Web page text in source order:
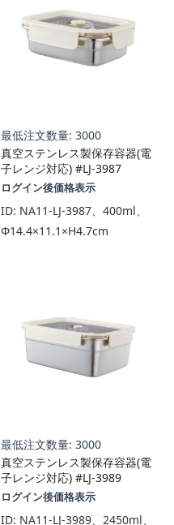
最低注文数量: 3000
真空ステンレス製保存容器(電
子レンジ対応) #LJ-3987
ログイン後価格表示
ID: NA11-LJ-3987、400ml、
Φ14.4×11.1×H4.7cm
最低注文数量: 3000
真空ステンレス製保存容器(電
子レンジ対応) #LJ-3989
ログイン後価格表示
ID: NA11-LJ-3989、2450ml、